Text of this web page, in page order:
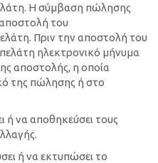
Η σύμβαση πώλησης
αποστολή του
Πριν την αποστολή του
ηλεκτρονικό μήνυμα
αποστολής, η οποία
της πώλησης ή στο
ή να αποθηκεύσει τους
ή να εκτυπώσει το